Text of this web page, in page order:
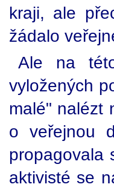
kraji, ale
žádalo
Ale na
vyložených
malé" nalézt
o veřejnou
propagovala
aktivisté se